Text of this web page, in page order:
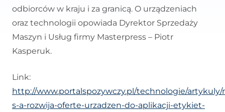
odbiorców w kraju i za granicą. O urządzeniach
oraz technologii opowiada Dyrektor Sprzedaży
Maszyn i Usług firmy Masterpress – Piotr
Kasperuk.
Link:
http://www.portalspozywczy.pl/technologie/artykuly/
s-a-rozwija-oferte-urzadzen-do-aplikacji-etykiet-